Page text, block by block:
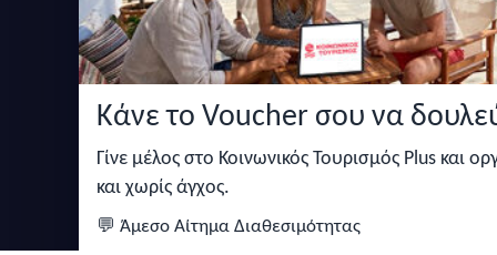
Κάνε το Voucher σου να
Γίνε μέλος στο Κοινωνικός Τουρισμός Plus και
και χωρίς άγχος.
💬 Άμεσο Αίτημα Διαθεσιμότητας
Κάντε αναζήτηση για προσφορές σε ξενοδοχεία,